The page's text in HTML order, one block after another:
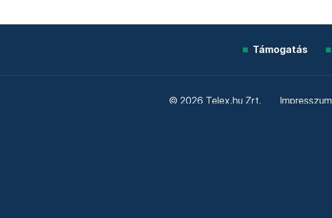
Támogatás
© 2026 Telex.hu Zrt. Impresszum